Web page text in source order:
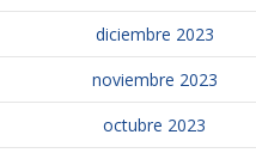
diciembre 2023
noviembre 2023
octubre 2023